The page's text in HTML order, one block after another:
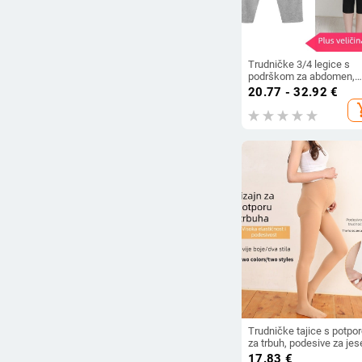
Trudničke 3/4 legice s
podrškom za abdomen,
100% modal, uski kroj
20.77 - 32.92 €
Trudničke tajice s
za trbuh, podesive za
zimu, izgled golih nogu, s
17.83 €